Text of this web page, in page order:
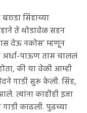
सिंहाच्या
ते थोडावेळ सहन
देऊ नकोस’ म्हणून
पाऊण तास चाललं
की या वेळी आम्ही
गाडी सुरू केली. सिंह,
त्यांना काहीही इजा
काढली. पुढच्या